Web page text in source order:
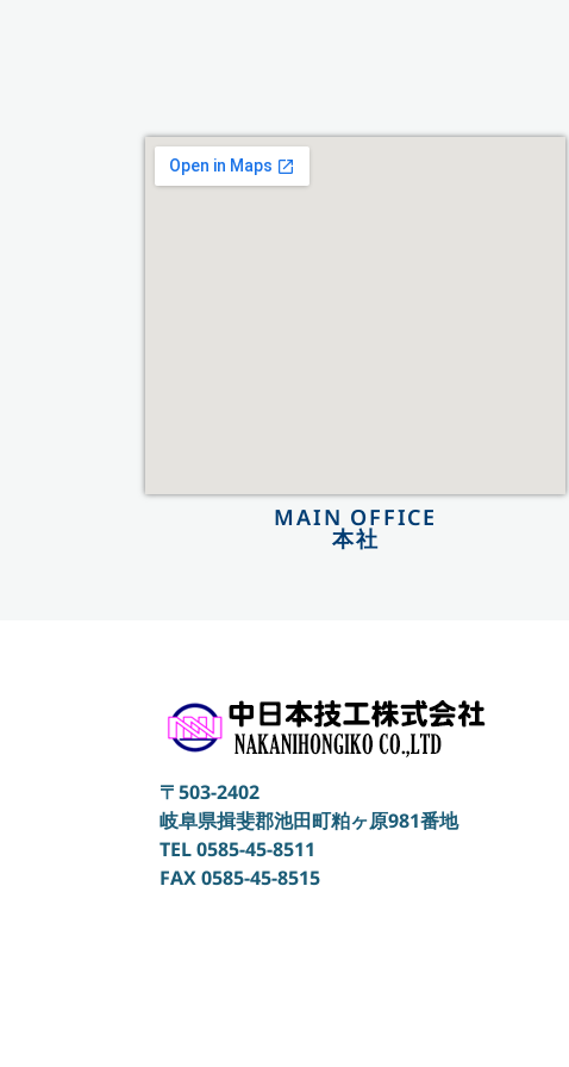
MAIN OFFICE
本社
〒503-2402
岐阜県揖斐郡池田町粕ヶ原981番地
TEL 0585-45-8511
FAX 0585-45-8515